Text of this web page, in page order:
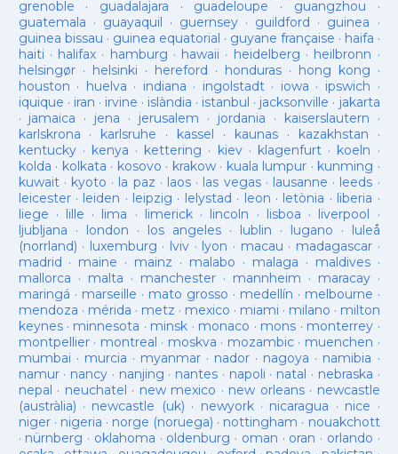
grenoble · guadalajara · guadeloupe · guangzhou ·
guatemala · guayaquil · guernsey· guildford · guinea ·
guinea bissau · guinea equatorial · guyane française · haifa ·
haiti · halifax · hamburg · hawaii · heidelberg · heilbronn ·
helsingør· helsinki · hereford · honduras· hong kong ·
houston · huelva · indiana · ingolstadt· iowa · ipswich ·
iquique · iran · irvine · islàndia · istanbul · jacksonville · jakarta
· jamaica · jena · jerusalem · jordania · kaiserslautern ·
karlskrona · karlsruhe · kassel · kaunas· kazakhstan ·
kentucky· kenya · kettering · kiev· klagenfurt · koeln ·
kolda · kolkata · kosovo · krakow· kuala lumpur · kunming ·
kuwait· kyoto · la paz · laos· las vegas· lausanne · leeds ·
leicester· leiden · leipzig · lelystad · leon · letònia · liberia ·
liege · lille · lima · limerick· lincoln · lisboa · liverpool ·
ljubljana · london · los angeles· lublin · lugano · luleå
(norrland) · luxemburg · lviv · lyon · macau · madagascar·
madrid · maine · mainz · malabo · malaga · maldives·
mallorca · malta · manchester· mannheim · maracay·
maringá · marseille · mato grosso · medellín · melbourne ·
mendoza · mérida · metz · mexico · miami · milano · milton
keynes· minnesota · minsk · monaco · mons · monterrey ·
montpellier· montreal · moskva · mozambic· muenchen ·
mumbai · murcia · myanmar· nador · nagoya · namibia ·
namur· nancy · nanjing · nantes · napoli · natal · nebraska ·
nepal · neuchatel · new mexico · new orleans· newcastle
(austràlia) · newcastle (uk) · newyork· nicaragua · nice ·
niger· nigeria · norge (noruega) · nottingham · nouakchott
· nürnberg · oklahoma · oldenburg · oman · oran · orlando ·